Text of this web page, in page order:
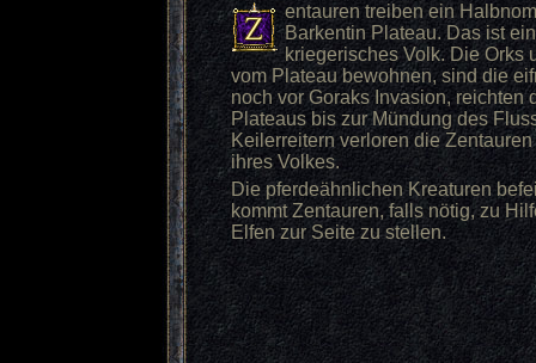
entauren treiben ein
Barkentin Plateau. Das ist
kriegerisches Volk. Die Orks
vom Plateau bewohnen, sind die
noch vor Goraks Invasion, reichten
Plateaus bis zur Mündung des
Keilerreitern verloren die
ihres Volkes.
Die pferdeähnlichen Kreaturen
kommt Zentauren, falls nötig, zu
Elfen zur Seite zu stellen.